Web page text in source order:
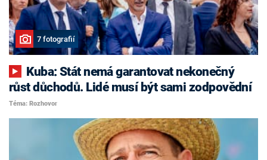
7 fotografií
růst důchodů. Lidé musí být sami zodpovědní
Téma: Rozhovor